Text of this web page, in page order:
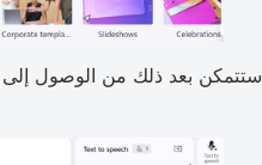
ستتمكن بعد ذلك من الوصول إلى